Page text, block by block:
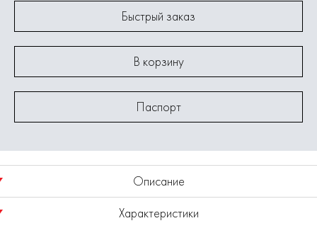
Быстрый заказ
В корзину
Паспорт
Описание
Характеристики